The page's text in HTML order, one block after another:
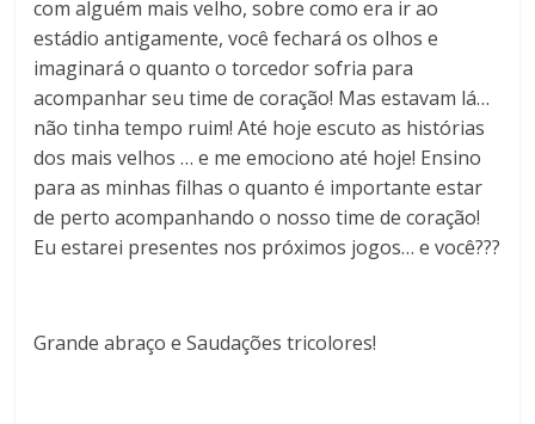
com alguém mais velho, sobre como era ir ao
estádio antigamente, você fechará os olhos e
imaginará o quanto o torcedor sofria para
acompanhar seu time de coração! Mas estavam lá…
não tinha tempo ruim! Até hoje escuto as histórias
dos mais velhos … e me emociono até hoje! Ensino
para as minhas filhas o quanto é importante estar
de perto acompanhando o nosso time de coração!
Eu estarei presentes nos próximos jogos… e você???
Grande abraço e Saudações tricolores!